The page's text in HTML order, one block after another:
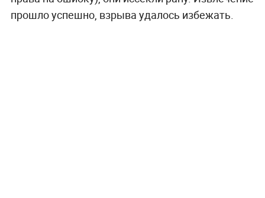
прошло успешно, взрыва удалось избежать.